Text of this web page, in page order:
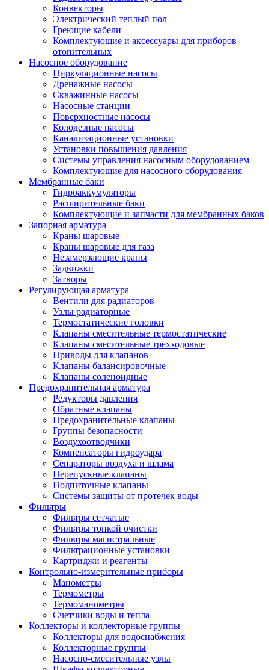
Конвекторы
Электрический теплый пол
Греющие кабели
Комплектующие и аксессуары для приборов
отопительных
Насосное оборудование
Циркуляционные насосы
Дренажные насосы
Скважинные насосы
Насосные станции
Поверхностные насосы
Колодезные насосы
Канализационные установки
Установки повышения давления
Системы управления насосным оборудованием
Комплектующие для насосного оборудования
Мембранные баки
Гидроаккумуляторы
Расширительные баки
Комплектующие и запчасти для мембранных баков
Запорная арматура
Краны шаровые
Краны шаровые для газа
Незамерзающие краны
Задвижки
Затворы
Регулирующая арматура
Вентили для радиаторов
Узлы радиаторные
Термостатические головки
Клапаны смесительные термостатические
Клапаны смесительные трехходовые
Приводы для клапанов
Клапаны балансировочные
Клапаны соленоидные
Предохранительная арматура
Редукторы давления
Обратные клапаны
Предохранительные клапаны
Группы безопасности
Воздухоотводчики
Компенсаторы гидроудара
Сепараторы воздуха и шлама
Перепускные клапаны
Подпиточные клапаны
Системы защиты от протечек воды
Фильтры
Фильтры сетчатые
Фильтры тонкой очистки
Фильтры магистральные
Фильтрационные установки
Картриджи и реагенты
Контрольно-измерительные приборы
Манометры
Термометры
Термоманометры
Счетчики воды и тепла
Коллекторы и коллекторные группы
Коллекторы для водоснабжения
Коллекторные группы
Насосно-смесительные узлы